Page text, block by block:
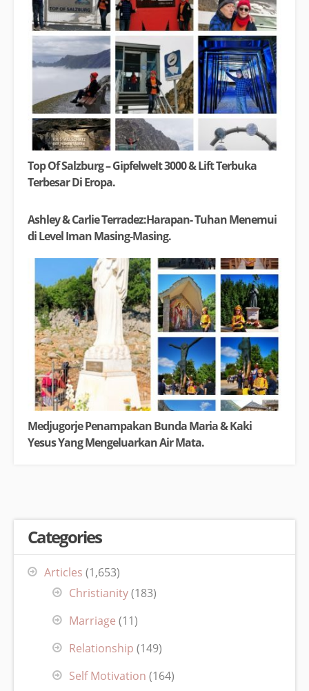
Top Of Salzburg – Gipfelwelt 3000 & Lift Terbuka
Terbesar Di Eropa.
Ashley & Carlie Terradez:Harapan- Tuhan Menemui
di Level Iman Masing-Masing.
Medjugorje Penampakan Bunda Maria & Kaki
Yesus Yang Mengeluarkan Air Mata.
Categories
Articles (1,653)
Christianity(183)
Marriage (11)
Relationship (149)
Self Motivation (164)